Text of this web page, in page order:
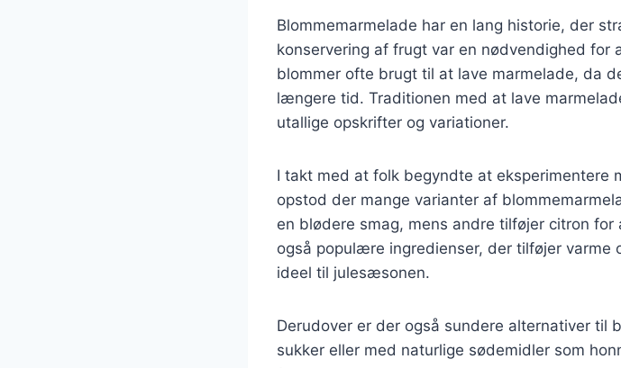
Blommemarmelade har en lang historie, der
konservering af frugt var en nødvendighed for
blommer ofte brugt til at lave marmelade, da
længere tid. Traditionen med at lave
utallige opskrifter og variationer.
I takt med at folk begyndte at eksperimentere
opstod der mange varianter af
en blødere smag, mens andre tilføjer citron
også populære ingredienser, der tilføjer varme
ideel til julesæsonen.
Derudover er der også sundere alternativer til
sukker eller med naturlige sødemidler som